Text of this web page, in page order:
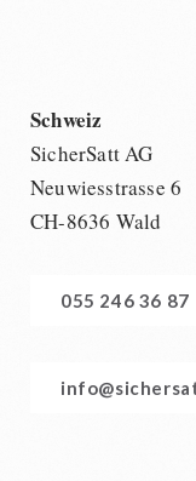
Schweiz
SicherSatt AG
Neuwiesstrasse 6
CH-8636 Wald
055 246 36 87